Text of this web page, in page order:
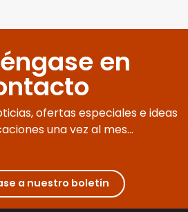
en
ofertas especiales e ideas
una vez al mes...
a nuestro boletín